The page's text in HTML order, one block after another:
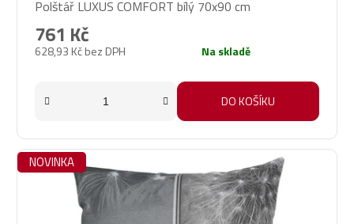
hodnocení
produktu
je
Polštář LUXUS COMFORT bílý 70x90 cm
628,93 Kč bez DPH
761 Kč
Na skladě
DO KOŠÍKU
NOVINKA